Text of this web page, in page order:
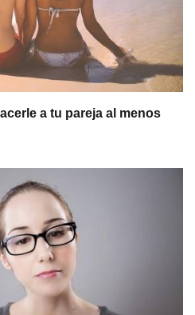
a tu pareja al menos